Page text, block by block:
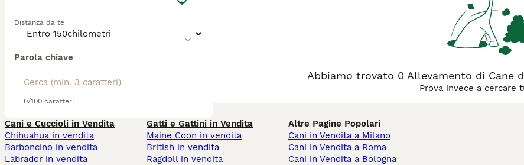
Distanza da te
Parola chiave
0/100 caratteri
Abbiamo trovato 0 Allevamento di Cane
Prova invece a cercare
Cani e Cuccioli in Vendita
Chihuahua in vendita
Barboncino in vendita
Labrador in vendita
Gatti e Gattini in Vendita
Maine Coon in vendita
British in vendita
Ragdoll in vendita
Altre Pagine Popolari
Cani in Vendita a Milano
Cani in Vendita a Roma
Cani in Vendita a Bologna